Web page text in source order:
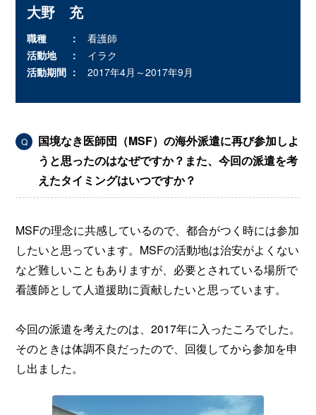
大野 充
職種
看護師
活動地
イラク
活動期間
2017年4月～2017年9月
Q
国境なき医師団（MSF）の海外派遣に再び参加しよ
うと思ったのはなぜですか？また、今回の派遣を考
えたタイミングはいつですか？
MSFの理念に共感しているので、都合がつく時には参加
したいと思っています。MSFの活動地は治安がよくない
など難しいこともありますが、必要とされている場所で
看護師として人道援助に貢献したいと思っています。
今回の派遣を考えたのは、2017年に入ったころでした。
そのときは体調不良だったので、回復してから参加を申
し出ました。